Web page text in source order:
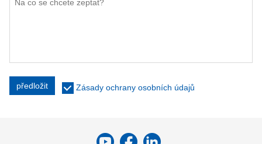
předložit Zásady ochrany osobních údajů